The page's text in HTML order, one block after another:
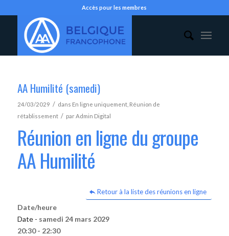
Accès pour les membres
AA Humilité (samedi)
24/03/2029 / dans En ligne uniquement, Réunion de
rétablissement / parAdmin Digital
Réunion en ligne du groupe
AA Humilité
Retour à la liste des réunions en ligne
Date/heure
Date - samedi 24 mars 2029
20:30 - 22:30